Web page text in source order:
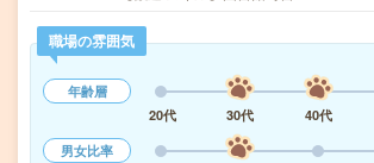
職場の雰囲気
年齢層
20代
30代 40代
男女比率